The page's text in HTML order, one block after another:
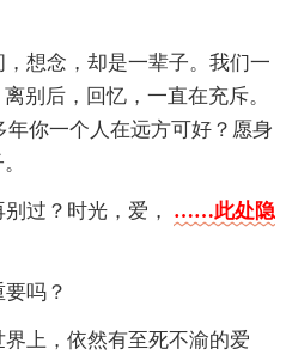
想念，却是一辈子。我们一
别后，回忆，一直在充斥。
你一个人在远方可好？愿身
过？时光，爱， ……此处隐
吗？
上，依然有至死不渝的爱